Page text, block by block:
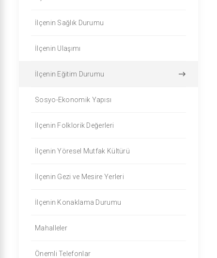
İlçenin Sağlık Durumu
İlçenin Ulaşımı
İlçenin Eğitim Durumu
Sosyo-Ekonomik Yapısı
İlçenin Folklorik Değerleri
İlçenin Yöresel Mutfak Kültürü
İlçenin Gezi ve Mesire Yerleri
İlçenin Konaklama Durumu
Mahalleler
Önemli Telefonlar